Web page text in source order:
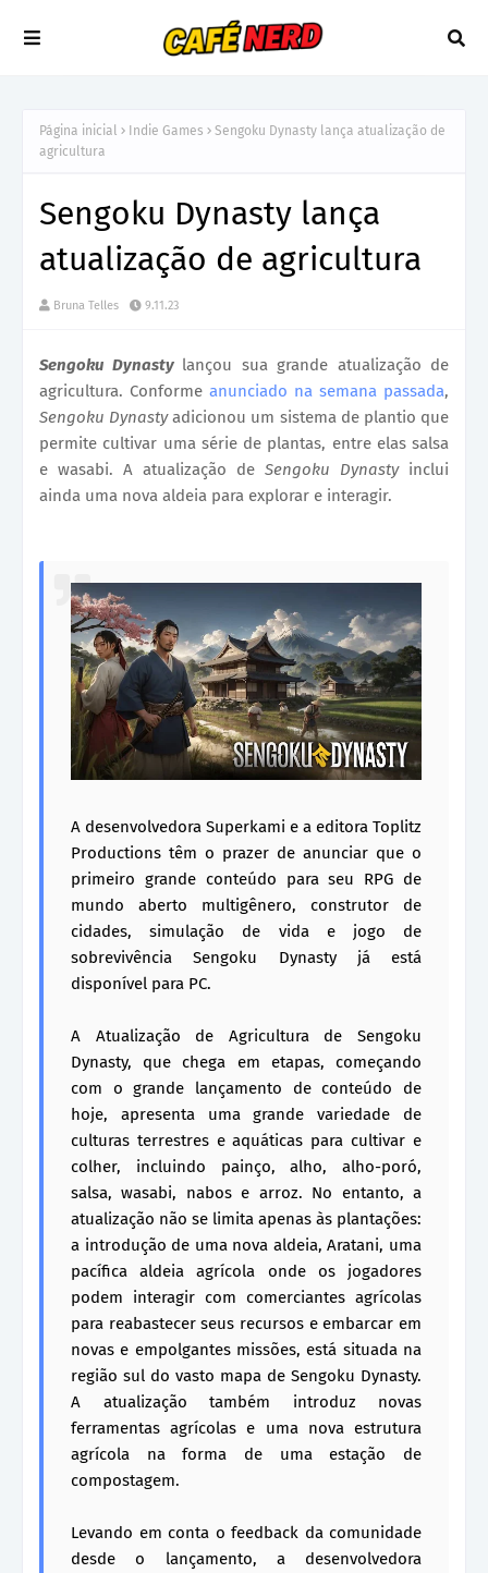
Página inicial Indie Games
Sengoku Dynasty lança atualização de
agricultura
Sengoku Dynasty lança
atualização de agricultura
Bruna Telles 9.11.23
Sengoku Dynasty lançou sua grande atualização de
agricultura. Conforme anunciado na semana passada,
Sengoku Dynastyadicionou um sistema de plantio que
permite cultivar uma série de plantas, entre elas salsa
e wasabi. A atualização de Sengoku Dynasty inclui
ainda uma nova aldeia para explorar e interagir.
A desenvolvedora Superkami e a editora Toplitz
Productions têm o prazer de anunciar que o
primeiro grande conteúdo para seu RPG de
mundo aberto multigênero, construtor de
cidades, simulação de vida e jogo de
sobrevivência Sengoku Dynasty já está
disponível para PC.
A Atualização de Agricultura de Sengoku
Dynasty, que chega em etapas, começando
com o grande lançamento de conteúdo de
hoje, apresenta uma grande variedade de
culturas terrestres e aquáticas para cultivar e
colher, incluindo painço, alho, alho-poró,
salsa, wasabi, nabos e arroz. No entanto, a
atualização não se limita apenas às plantações:
a introdução de uma nova aldeia, Aratani, uma
pacífica aldeia agrícola onde os jogadores
podem interagir com comerciantes agrícolas
para reabastecer seus recursos e embarcar em
novas e empolgantes missões, está situada na
região sul do vasto mapa de Sengoku Dynasty.
A atualização também introduz novas
ferramentas agrícolas e uma nova estrutura
agrícola na forma de uma estação de
compostagem.
Levando em conta o feedback da comunidade
desde o lançamento, a desenvolvedora